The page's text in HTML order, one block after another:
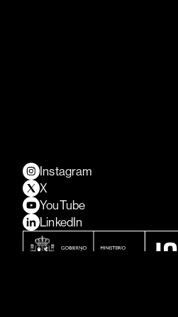
Instagram
X
YouTube
LinkedIn